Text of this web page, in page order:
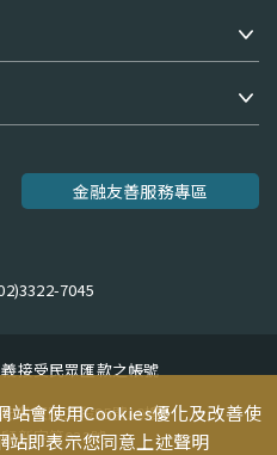
金融友善服務專區
7045
接受民眾匯款之帳號
孝東路二段95號10樓
新字第033號
站會使用Cookies優化及改善使
站即表示您同意上述聲明